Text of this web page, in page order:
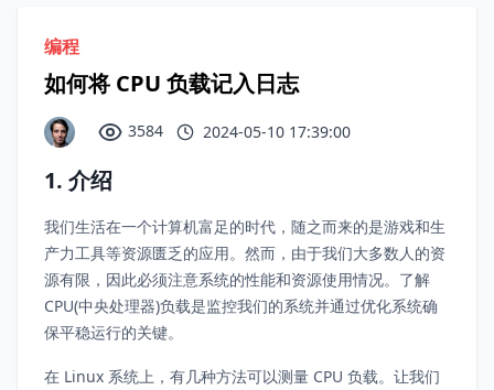
编程
如何将 CPU 负载记入日志
3584 2024-05-10 17:39:00
1. 介绍
我们生活在一个计算机富足的时代，随之而来的是游戏和生
产力工具等资源匮乏的应用。然而，由于我们大多数人的资
源有限，因此必须注意系统的性能和资源使用情况。了解
CPU(中央处理器)负载是监控我们的系统并通过优化系统确
保平稳运行的关键。
在 Linux 系统上，有几种方法可以测量 CPU 负载。让我们